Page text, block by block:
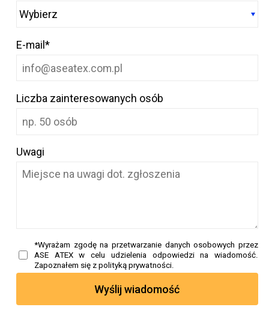
E-mail*
Liczba zainteresowanych osób
Uwagi
*Wyrażam zgodę na przetwarzanie danych osobowych przez
ASE ATEX w celu udzielenia odpowiedzi na wiadomość.
Zapoznałem się z polityką prywatności.